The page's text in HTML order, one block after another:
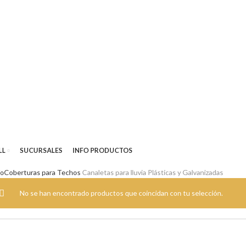
SUCURSALES INFO PRODUCTOS
Coberturas para Techos Canaletas para lluvia Plásticas y Galvanizadas
No se han encontrado productos que coincidan con tu selección.